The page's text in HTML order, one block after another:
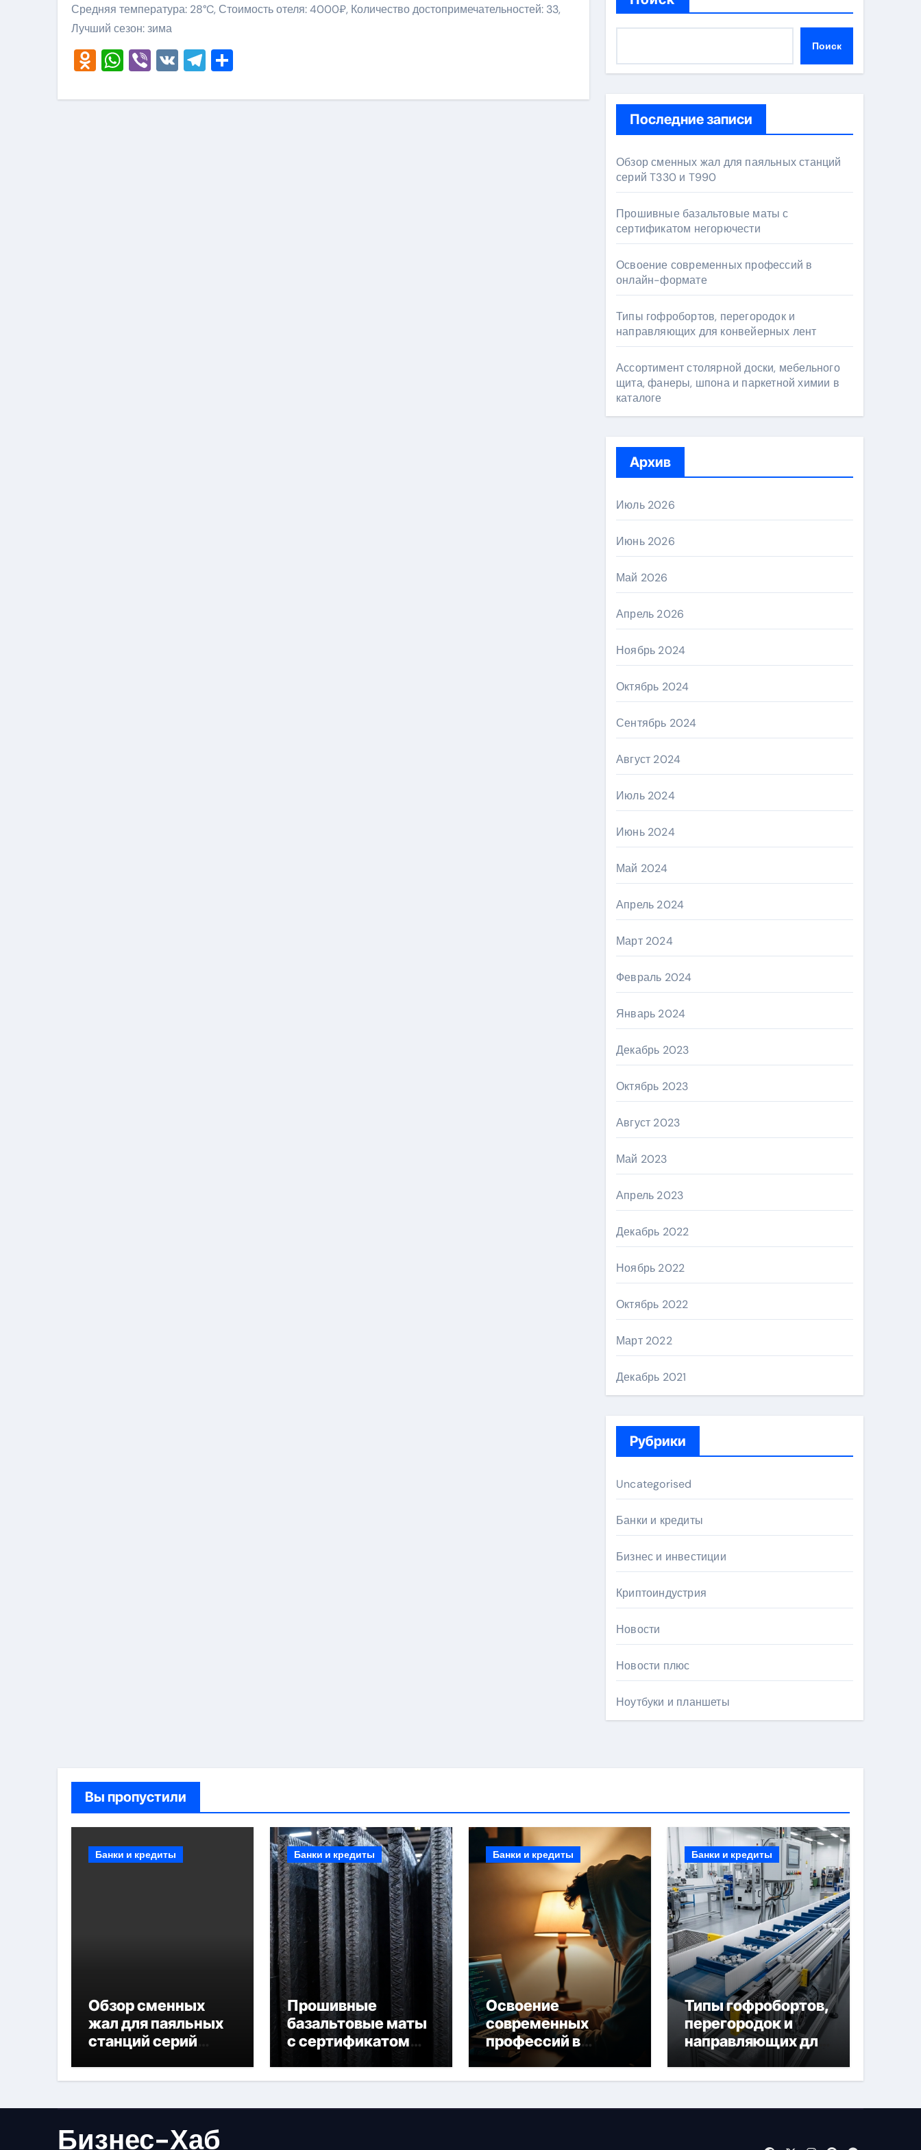
Средняя температура: 28°C, Стоимость отеля: 4000₽, Количество достопримечательностей: 33,
Лучший сезон: зима
Odnoklassniki
WhatsApp
Viber
VKTelegram Поиск
Последние записи
Обзор сменных жал для паяльных станций
серий T330 и T990
Прошивные базальтовые маты с
сертификатом негорючести
Освоение современных профессий в
онлайн-формате
Типы гофробортов, перегородок и
направляющих для конвейерных лент
Ассортимент столярной доски, мебельного
щита, фанеры, шпона и паркетной химии в
каталоге
Архив
Июль 2026
Июнь 2026
Май 2026
Апрель 2026
Ноябрь 2024
Октябрь 2024
Сентябрь 2024
Август 2024
Июль 2024
Июнь 2024
Май 2024
Апрель 2024
Март 2024
Февраль 2024
Январь 2024
Декабрь 2023
Октябрь 2023
Август 2023
Май 2023
Апрель 2023
Декабрь 2022
Ноябрь 2022
Октябрь 2022
Март 2022
Декабрь 2021
Рубрики
Uncategorised
Банки и кредиты
Бизнес и инвестиции
Криптоиндустрия
Новости
Новости плюс
Ноутбуки и планшеты
Вы пропустили
Банки и кредиты
Обзор сменных
жал для паяльных
станций серий
Банки и кредиты
Прошивные
базальтовые маты
с сертификатом
негорючести
Банки и кредиты
Освоение
современных
профессий в
онлайн-формате
Банки и кредиты
Типы гофробортов,
перегородок и
направляющих для
конвейерных лент
Бизнес-Хаб